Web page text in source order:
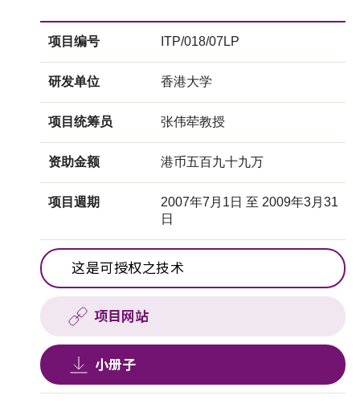
项目编号 ITP/018/07LP
研发单位 香港大学
项目统筹员 张伟荦教授
资助金额 港币五百九十九万
项目週期
2007年7月1日 至 2009年3月31
日
这是可授权之技术
项目网站
小册子